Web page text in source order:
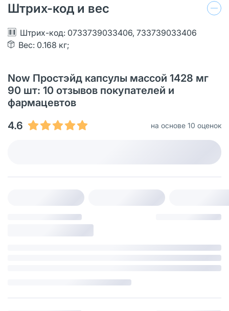
Штрих-код и вес
Штрих-код: 0733739033406, 733739033406
Вес: 0.168 кг;
Now Простэйд капсулы массой 1428 мг
90 шт: 10 отзывов покупателей и
фармацевтов
4.6
на основе 10 оценок